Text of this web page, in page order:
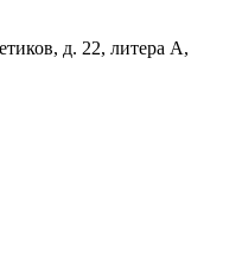
д. 22, литера А,